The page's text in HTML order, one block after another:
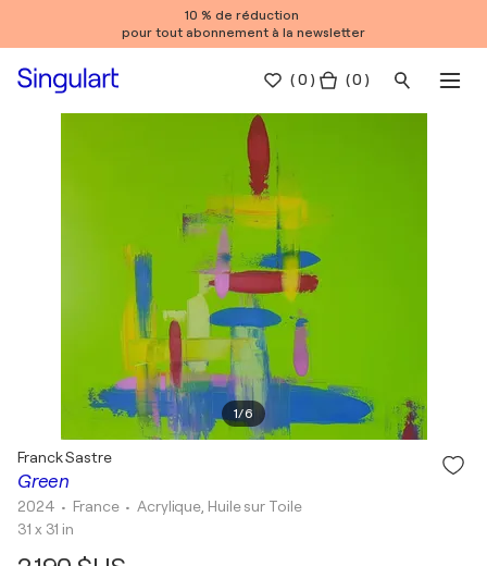
10 % de réduction
pour tout abonnement à la newsletter
(0 ) ( 0 )
1/6
Green
Franck Sastre
2024 • France •Acrylique, Huile sur Toile
31 x 31 in